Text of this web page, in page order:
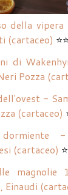
della vipera
(cartaceo)
di
Pozza
-
(cartaceo)
(cartaceo)
magnolie
Einaudi